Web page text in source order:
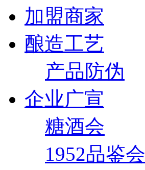
加盟商家
酿造工艺
产品防伪
企业广宣
糖酒会
1952品鉴会